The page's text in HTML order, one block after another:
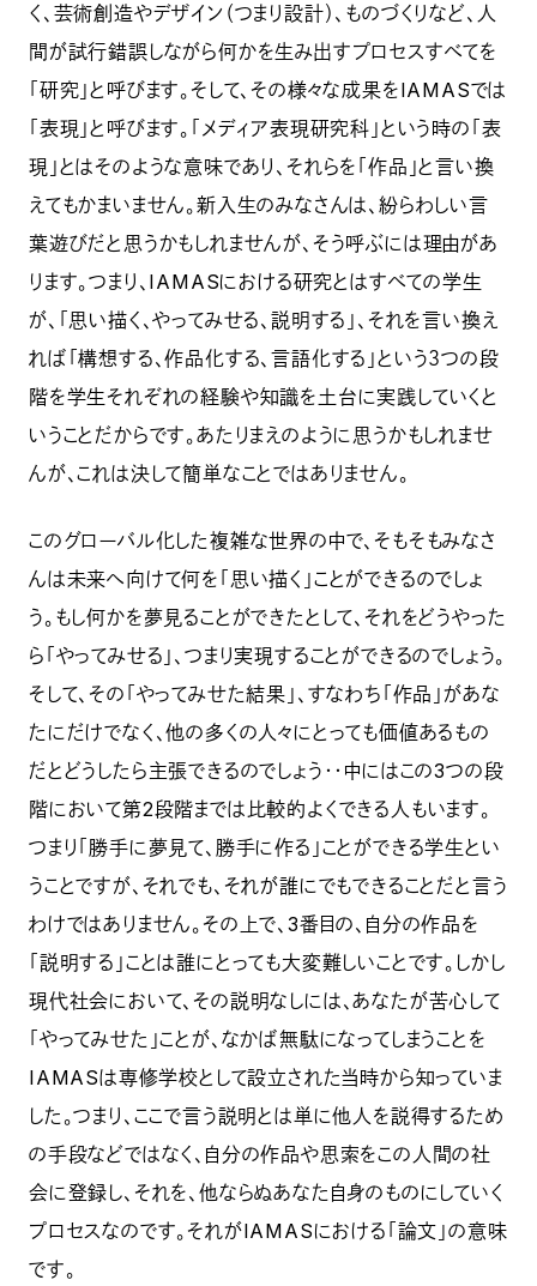
く、芸術創造やデザイン（つまり設計）、ものづくりなど、人
間が試行錯誤しながら何かを生み出すプロセスすべてを
「研究」と呼びます。そして、その様々な成果をIAMASでは
「表現」と呼びます。「メディア表現研究科」という時の「表
現」とはそのような意味であり、それらを「作品」と言い換
えてもかまいません。新入生のみなさんは、紛らわしい言
葉遊びだと思うかもしれませんが、そう呼ぶには理由があ
ります。つまり、IAMASにおける研究とはすべての学生
が、「思い描く、やってみせる、説明する」、それを言い換え
れば「構想する、作品化する、言語化する」という３つの段
階を学生それぞれの経験や知識を土台に実践していくと
いうことだからです。あたりまえのように思うかもしれませ
んが、これは決して簡単なことではありません。
このグローバル化した複雑な世界の中で、そもそもみなさ
んは未来へ向けて何を「思い描く」ことができるのでしょ
う。もし何かを夢見ることができたとして、それをどうやった
ら「やってみせる」、つまり実現することができるのでしょう。
そして、その「やってみせた結果」、すなわち「作品」があな
たにだけでなく、他の多くの人々にとっても価値あるもの
だとどうしたら主張できるのでしょう・・中にはこの3つの段
階において第2段階までは比較的よくできる人もいます。
つまり「勝手に夢見て、勝手に作る」ことができる学生とい
うことですが、それでも、それが誰にでもできることだと言う
わけではありません。その上で、3番目の、自分の作品を
「説明する」ことは誰にとっても大変難しいことです。しかし
現代社会において、その説明なしには、あなたが苦心して
「やってみせた」ことが、なかば無駄になってしまうことを
IAMASは専修学校として設立された当時から知っていま
した。つまり、ここで言う説明とは単に他人を説得するため
の手段などではなく、自分の作品や思索をこの人間の社
会に登録し、それを、他ならぬあなた自身のものにしていく
プロセスなのです。それがIAMASにおける「論文」の意味
です。